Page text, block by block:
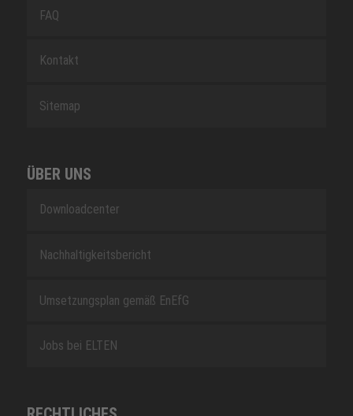
FAQ
Kontakt
Sitemap
ÜBER UNS
Downloadcenter
Nachhaltigkeitsbericht
Umsetzungsplan gemäß EnEfG
Jobs bei ELTEN